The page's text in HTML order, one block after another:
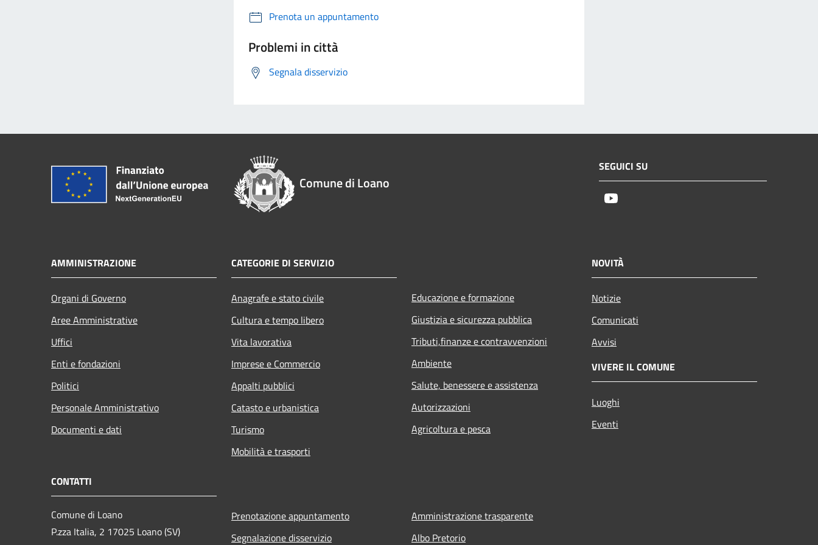
Prenota un appuntamento
Problemi in città
Segnala disservizio
Comune di Loano
SEGUICI SU
AMMINISTRAZIONE
Organi di Governo
Aree Amministrative
Uffici
Enti e fondazioni
Politici
Personale Amministrativo
Documenti e dati
CATEGORIE DI SERVIZIO
Anagrafe e stato civile
Cultura e tempo libero
Vita lavorativa
Imprese e Commercio
Appalti pubblici
Catasto e urbanistica
Turismo
Mobilità e trasporti
Educazione e formazione
Giustizia e sicurezza pubblica
Tributi,finanze e contravvenzioni
Ambiente
Salute, benessere e assistenza
Autorizzazioni
Agricoltura e pesca
NOVITÀ
Notizie
Comunicati
Avvisi
VIVERE IL COMUNE
Luoghi
Eventi
CONTATTI
Comune di Loano
P.zza Italia, 2 17025 Loano (SV)
Prenotazione appuntamento
Segnalazione disservizio
Amministrazione trasparente
Albo Pretorio